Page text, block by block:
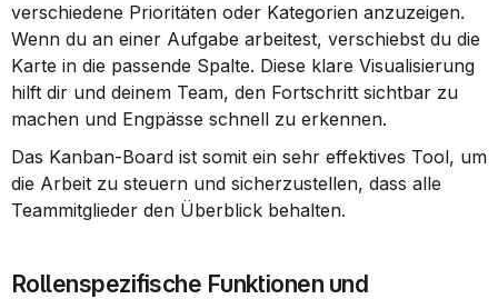
verschiedene Prioritäten oder Kategorien anzuzeigen.
Wenn du an einer Aufgabe arbeitest, verschiebst du die
Karte in die passende Spalte. Diese klare Visualisierung
hilft dir und deinem Team, den Fortschritt sichtbar zu
machen und Engpässe schnell zu erkennen.
Das Kanban-Board ist somit ein sehr effektives Tool, um
die Arbeit zu steuern und sicherzustellen, dass alle
Teammitglieder den Überblick behalten.
Rollenspezifische Funktionen und